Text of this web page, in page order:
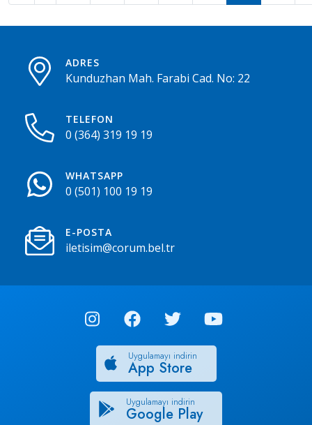
ADRES
Kunduzhan Mah. Farabi Cad. No: 22
TELEFON
0 (364) 319 19 19
WHATSAPP
0 (501) 100 19 19
E-POSTA
iletisim@corum.bel.tr
Uygulamayı indirin
App Store
Uygulamayı indirin
Google Play